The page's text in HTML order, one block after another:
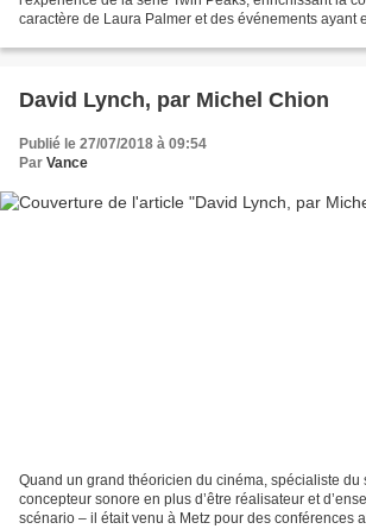
caractère de Laura Palmer et des événements ayant
David Lynch, par Michel Chion
Publié le 27/07/2018 à 09:54
Par Vance
Quand un grand théoricien du cinéma, spécialiste du
concepteur sonore en plus d’être réalisateur et
scénario – il était venu à Metz pour des conférences